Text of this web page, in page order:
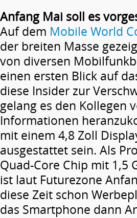
Anfang Mai soll es
Auf dem Mobile World
der breiten Masse
von diversen
einen ersten Blick auf
diese Insider zur
gelang es den Kollegen
Informationen
mit einem 4,8 Zoll
ausgestattet sein. Als
Quad-Core Chip mit 1,5
ist laut Futurezone
diese Zeit schon
das Smartphone dann